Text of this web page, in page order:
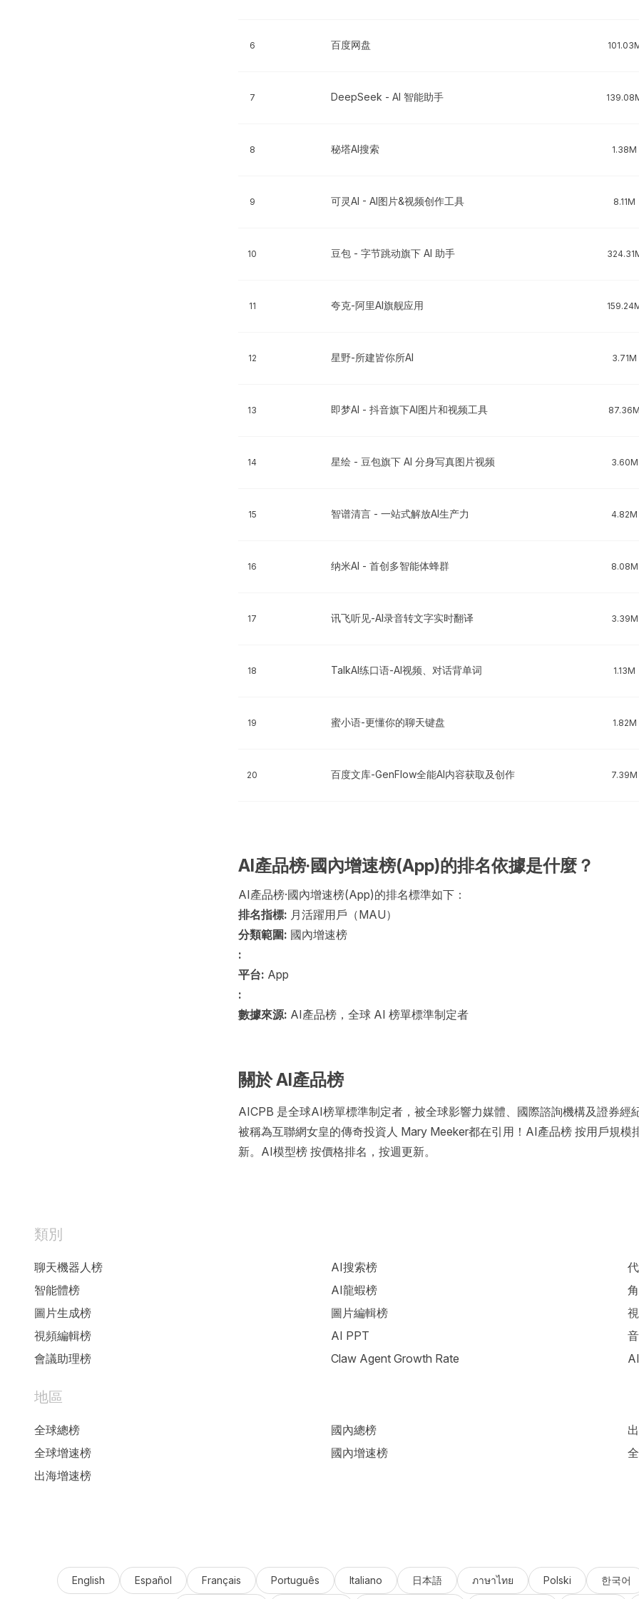
6 百度网盘
7 DeepSeek - AI 智能助手
8 秘塔AI搜索 1.38M
9 可灵AI - AI图片&视频创作工具 8.11M
10 豆包 - 字节跳动旗下 AI 助手
11 夸克-阿里AI旗舰应用
12 星野-所建皆你所AI 3.71M
13 即梦AI - 抖音旗下AI图片和视频工具 87.36M
14 星绘 - 豆包旗下 AI 分身写真图片视频 3.60M
15 智谱清言 - 一站式解放AI生产力 4.82M
16 纳米AI - 首创多智能体蜂群 8.08M
17 讯飞听见-AI录音转文字实时翻译 3.39M
18 TalkAI练口语-AI视频、对话背单词 1.13M
19 蜜小语-更懂你的聊天键盘 1.82M
20 百度文库-GenFlow全能AI内容获取及创作 7.39M
AI產品榜·國內增速榜(App)的排名依據是什麼？
AI產品榜·國內增速榜(App)的排名標準如下：
排名指標: 月活躍用戶（MAU）
分類範圍: 國內增速榜
:
平台: App
:
數據來源: AI產品榜，全球 AI 榜單標準制定者
關於 AI產品榜
AICPB 是全球AI榜單標準制定者，被全球影響力媒體、國際諮詢機構及證券經
被稱為互聯網女皇的傳奇投資人 Mary Meeker都在引用！AI產品榜 按用戶規模
新。AI模型榜 按價格排名，按週更新。
類別
聊天機器人榜 AI搜索榜
智能體榜
AI龍蝦榜
圖片生成榜
圖片編輯榜
視頻編輯榜
AI PPT
會議助理榜
Claw Agent Growth Rate
地區
全球總榜 國內總榜
全球增速榜
國內增速榜
出海增速榜
English Español Français Português Italiano 日本語 ภาษาไทย Polski 한국어